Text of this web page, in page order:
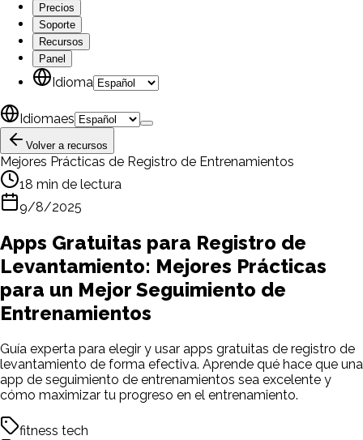
Precios
Soporte
Recursos
Panel
Idioma
Idiomaes
Volver a recursos
Mejores Prácticas de Registro de Entrenamientos
18 min de lectura
9/8/2025
Apps Gratuitas para Registro de
Levantamiento: Mejores Prácticas
para un Mejor Seguimiento de
Entrenamientos
Guía experta para elegir y usar apps gratuitas de registro de
levantamiento de forma efectiva. Aprende qué hace que una
app de seguimiento de entrenamientos sea excelente y
cómo maximizar tu progreso en el entrenamiento.
fitness tech